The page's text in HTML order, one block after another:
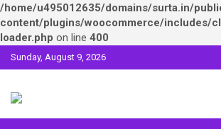
/home/u495012635/domains/surta.in/
content/plugins/woocommerce/includes/
loader.php on line 400
Skip
to
Sunday, August 9, 2026
Surta